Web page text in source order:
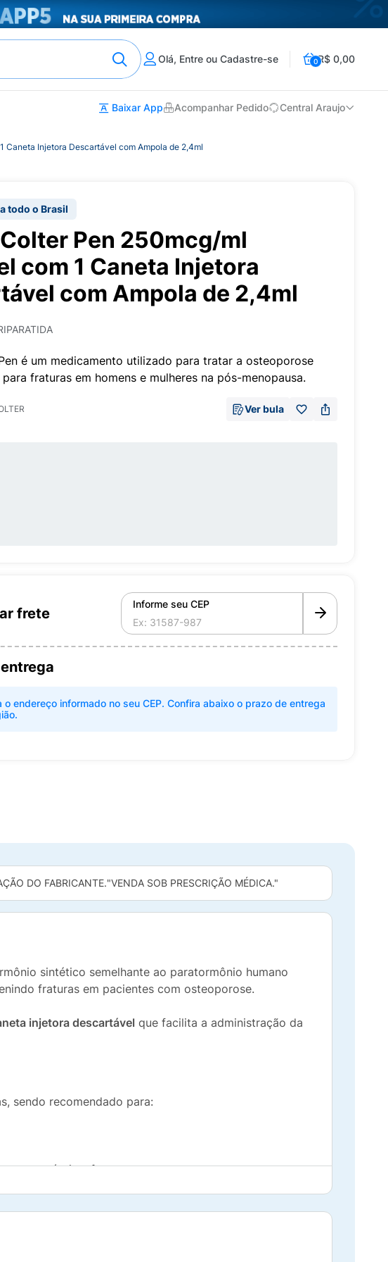
Olá, Entre ou Cadastre-se 0R$ 0,00
Baixar App Acompanhar Pedido Central Araujo
Caneta Injetora Descartável com Ampola de 2,4ml
todo o Brasil
Pen 250mcg/ml
com 1 Caneta Injetora
com Ampola de 2,4ml
é um medicamento utilizado para tratar a osteoporose
fraturas em homens e mulheres na pós-menopausa.
Ver bula
frete
Informe seu CEP
o endereço informado no seu CEP. Confira abaixo o prazo de entrega
DO FABRICANTE."VENDA SOB PRESCRIÇÃO MÉDICA."
sintético semelhante ao paratormônio humano
fraturas em pacientes com osteoporose.
injetora descartável que facilita a administração da
sendo recomendado para:
e suscetíveis a fraturas;
e precisa de um tratamento eficaz para prevenir